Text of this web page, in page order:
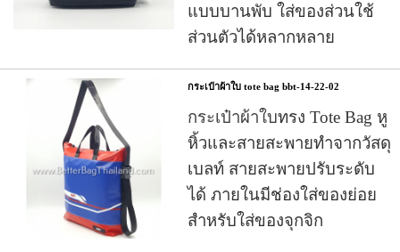
แบบบานพับ ใส่ของส่วนใช้
ส่วนตัวได้หลากหลาย
กระเป๋าผ้าใบ tote bag bbt-14-22-02
กระเป๋าผ้าใบทรง Tote Bag หู
หิ้วและสายสะพายทำจากวัสดุ
เบลท์ สายสะพายปรับระดับ
ได้ ภายในมีช่องใส่ของย่อย
สำหรับใส่ของจุกจิก